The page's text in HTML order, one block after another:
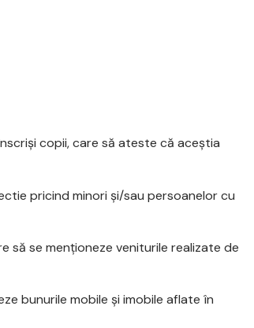
copii, care să ateste că aceştia
pricind minori şi/sau persoanelor cu
să se menţioneze veniturile realizate de
bunurile mobile şi imobile aflate în